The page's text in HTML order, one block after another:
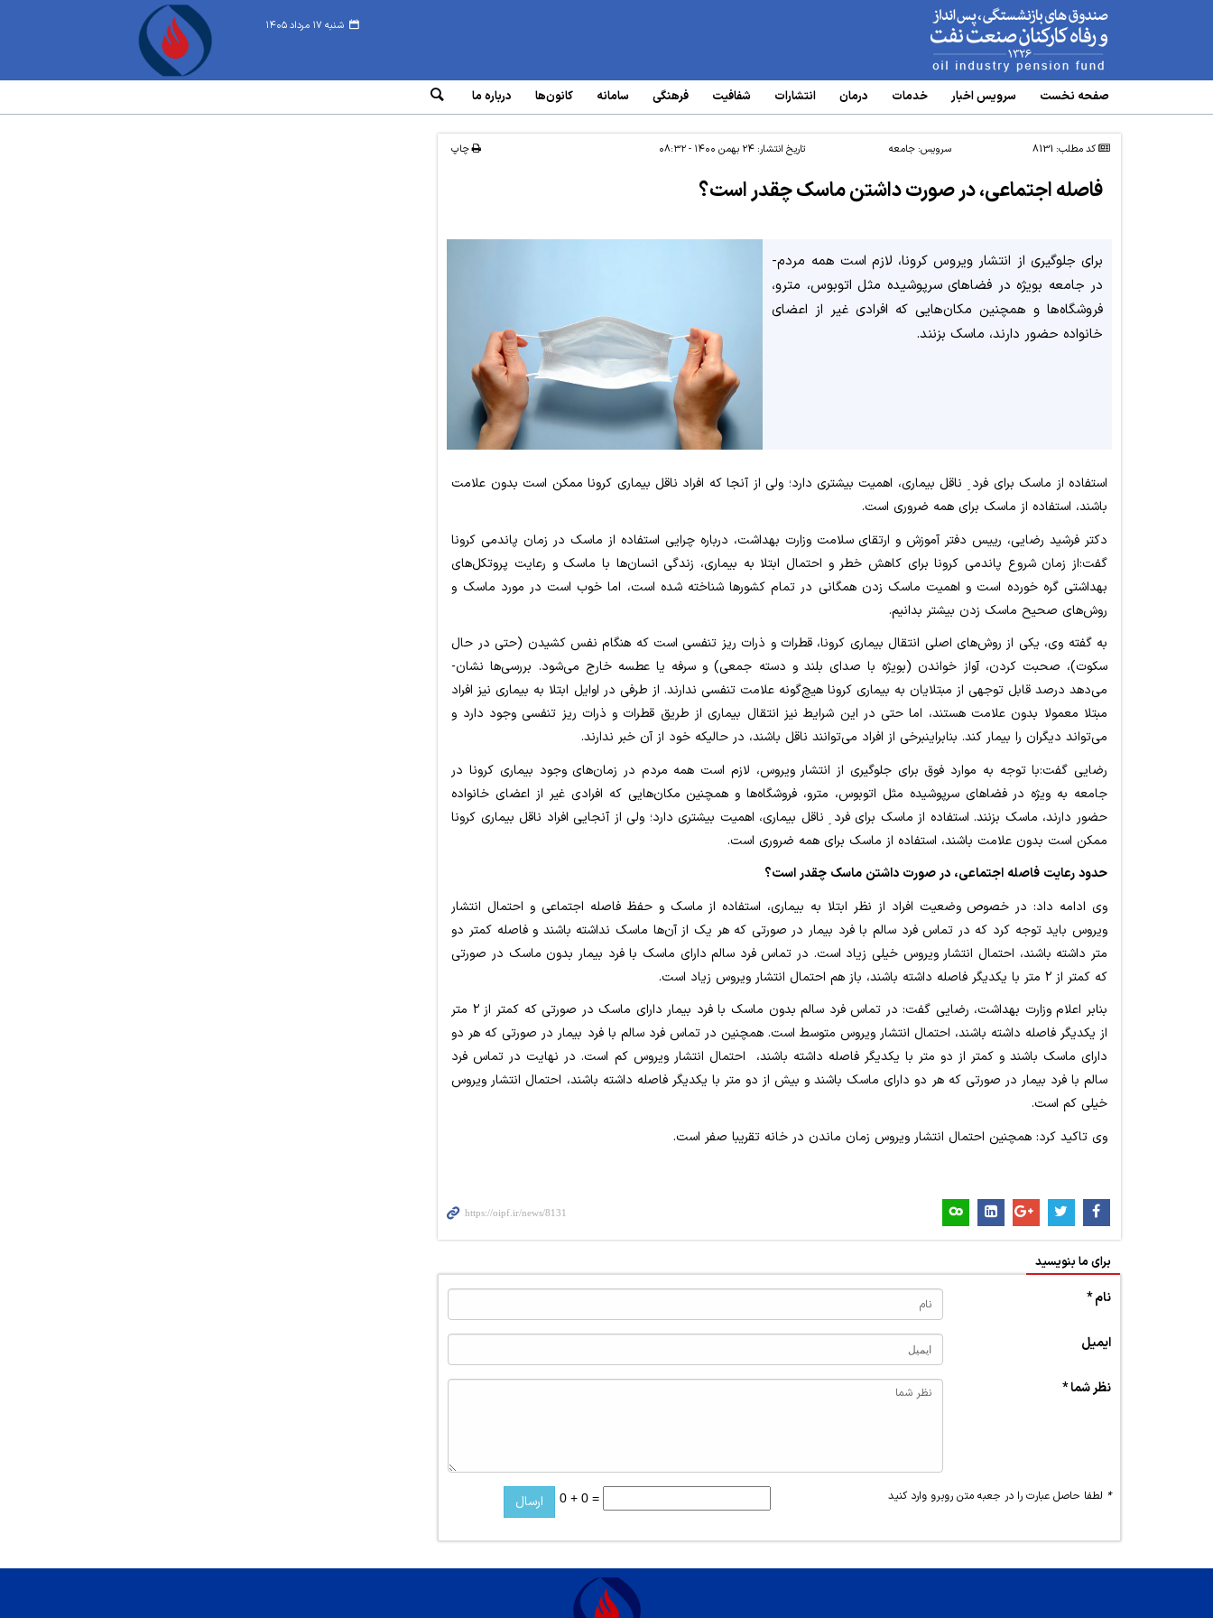
شنبه ۱۷ مرداد ۱۴۰۵ www.oipf.ir
صفحه نخست سرویس‌ اخبار خدمات درمان انتشارات شفافیت فرهنگی سامانه‌ کانون‌ها درباره ما
کد مطلب: 8131 سرویس:جامعه تاریخ انتشار: ۲۴ بهمن ۱۴۰۰ - ۰۸:۳۲ چاپ
فاصله اجتماعی، در صورت داشتن ماسک چقدر است؟
برای جلوگیری از انتشار ویروس کرونا، لازم است همه مردم­
در جامعه بویژه در فضاهای سرپوشیده مثل اتوبوس، مترو،
فروشگاه‌ها و همچنین مکان‌هایی که افرادی غیر از اعضای
خانواده حضور دارند، ماسک بزنند. ­
استفاده از ماسک برای فرد ِ ناقل بیماری، اهمیت بیشتری دارد؛ ولی از آنجا که افراد ناقل بیماری کرونا ممکن است بدون علامت
باشند، استفاده از ماسک برای همه ضروری است.
­دکتر فرشید رضایی، ­رییس دفتر آموزش و ارتقای سلامت وزارت بهداشت، درباره چرایی استفاده از ماسک در زمان پاندمی کرونا
گفت:­از زمان شروع پاندمی کرونا برای کاهش خطر و احتمال ابتلا به بیماری، زندگی انسان‌ها با ماسک و رعایت پروتکل‌های
بهداشتی گره خورده است و اهمیت ماسک زدن همگانی در تمام کشورها شناخته شده است، اما خوب است در مورد ماسک و
روش‌های صحیح ماسک زدن بیشتر بدانیم.
به گفته وی، یکی از روش‌های اصلی انتقال بیماری کرونا، قطرات و ذرات ریز تنفسی است که هنگام نفس کشیدن (حتی در حال
سکوت)، صحبت کردن، آواز خواندن (بویژه با صدای بلند و دسته جمعی) و سرفه یا عطسه خارج می‌شود. بررسی‌ها نشان­
می‌دهد درصد قابل توجهی از مبتلایان به بیماری کرونا هیچ‌گونه علامت تنفسی ندارند. از طرفی در اوایل ابتلا به بیماری نیز افراد
مبتلا معمولا بدون علامت هستند، اما حتی در این شرایط نیز انتقال بیماری از طریق قطرات و ذرات ریز تنفسی وجود دارد و
می‌تواند دیگران را بیمار کند. بنابراین­برخی از افراد می‌توانند ناقل باشند، در حالیکه خود از آن خبر ندارند.
رضایی گفت:­با توجه به موارد فوق برای جلوگیری از انتشار ویروس، لازم است همه مردم در زمان‌های وجود بیماری کرونا در
جامعه به ویژه در فضاهای سرپوشیده مثل اتوبوس، مترو، فروشگاه‌ها و همچنین مکان‌هایی که افرادی غیر از اعضای خانواده
حضور دارند، ماسک بزنند. استفاده از ماسک برای فرد ِ ناقل بیماری، اهمیت بیشتری دارد؛ ولی از آنجایی افراد ناقل بیماری کرونا
ممکن است بدون علامت باشند، استفاده از ماسک برای همه ضروری است.
حدود رعایت فاصله اجتماعی، در صورت­ داشتن ماسک چقدر است؟
وی ادامه داد: در خصوص وضعیت افراد از نظر ابتلا به بیماری، استفاده از ماسک و حفظ فاصله اجتماعی و احتمال انتشار
ویروس باید توجه کرد که در تماس فرد سالم با فرد بیمار در صورتی که هر یک از آن‌ها ماسک نداشته باشند و فاصله کمتر دو
متر داشته باشند، احتمال انتشار ویروس خیلی زیاد است. در تماس فرد سالم دارای ماسک با فرد بیمار بدون ماسک در صورتی
که کمتر از ۲ متر با یکدیگر فاصله داشته باشند، باز هم احتمال انتشار ویروس زیاد است.
بنابر اعلام وزارت بهداشت، رضایی گفت: در تماس فرد سالم بدون ماسک با فرد بیمار دارای ماسک در صورتی که کمتر از ۲ متر
از یکدیگر فاصله داشته باشند، احتمال انتشار ویروس متوسط است. همچنین در تماس فرد سالم با فرد بیمار در صورتی که هر دو
دارای ماسک باشند و کمتر از دو متر با یکدیگر فاصله داشته باشند، ­ احتمال انتشار ویروس کم است. در نهایت در تماس فرد
سالم با فرد بیمار در صورتی که هر دو دارای ماسک باشند و بیش از دو متر با یکدیگر فاصله داشته باشند، احتمال انتشار ویروس
خیلی کم است.
وی تاکید کرد: همچنین احتمال انتشار ویروس زمان ماندن در خانه تقریبا صفر است.
برای ما بنویسید
نام *
ایمیل
نظر شما *
* لطفا حاصل عبارت را در جعبه متن روبرو وارد کنید 0 + 0 =